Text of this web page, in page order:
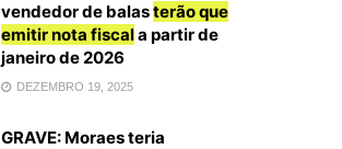
vendedor de balasterão que
emitir nota fiscala partir de
janeiro de 2026
DEZEMBRO 19, 2025
GRAVE: Moraes teria